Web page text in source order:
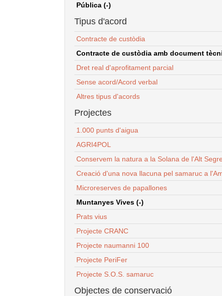
Pública (-)
Tipus d'acord
Contracte de custòdia
Contracte de custòdia amb document
Dret real d'aprofitament parcial
Sense acord/Acord verbal
Altres tipus d'acords
Projectes
1.000 punts d'aigua
AGRI4POL
Conservem la natura a la Solana de l'Alt
Creació d'una nova llacuna pel samaruc a
Microreserves de papallones
Muntanyes Vives (-)
Prats vius
Projecte CRANC
Projecte naumanni 100
Projecte PeriFer
Projecte S.O.S. samaruc
Objectes de conservació